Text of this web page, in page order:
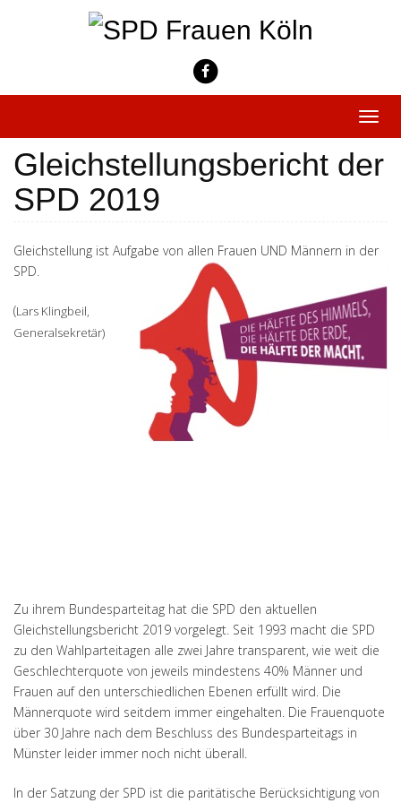
Toggle
Gleichstellungsbericht der
SPD 2019
Gleichstellung ist Aufgabe von allen Frauen UND Männern in der
SPD.
(Lars Klingbeil,
Generalsekretär)
Zu ihrem Bundesparteitag hat die SPD den aktuellen
Gleichstellungsbericht 2019 vorgelegt. Seit 1993 macht die SPD
zu den Wahlparteitagen alle zwei Jahre transparent, wie weit die
Geschlechterquote von jeweils mindestens 40% Männer und
Frauen auf den unterschiedlichen Ebenen erfüllt wird. Die
Männerquote wird seitdem immer eingehalten. Die Frauenquote
über 30 Jahre nach dem Beschluss des Bundesparteitags in
Münster leider immer noch nicht überall.
In der Satzung der SPD ist die paritätische Berücksichtigung von